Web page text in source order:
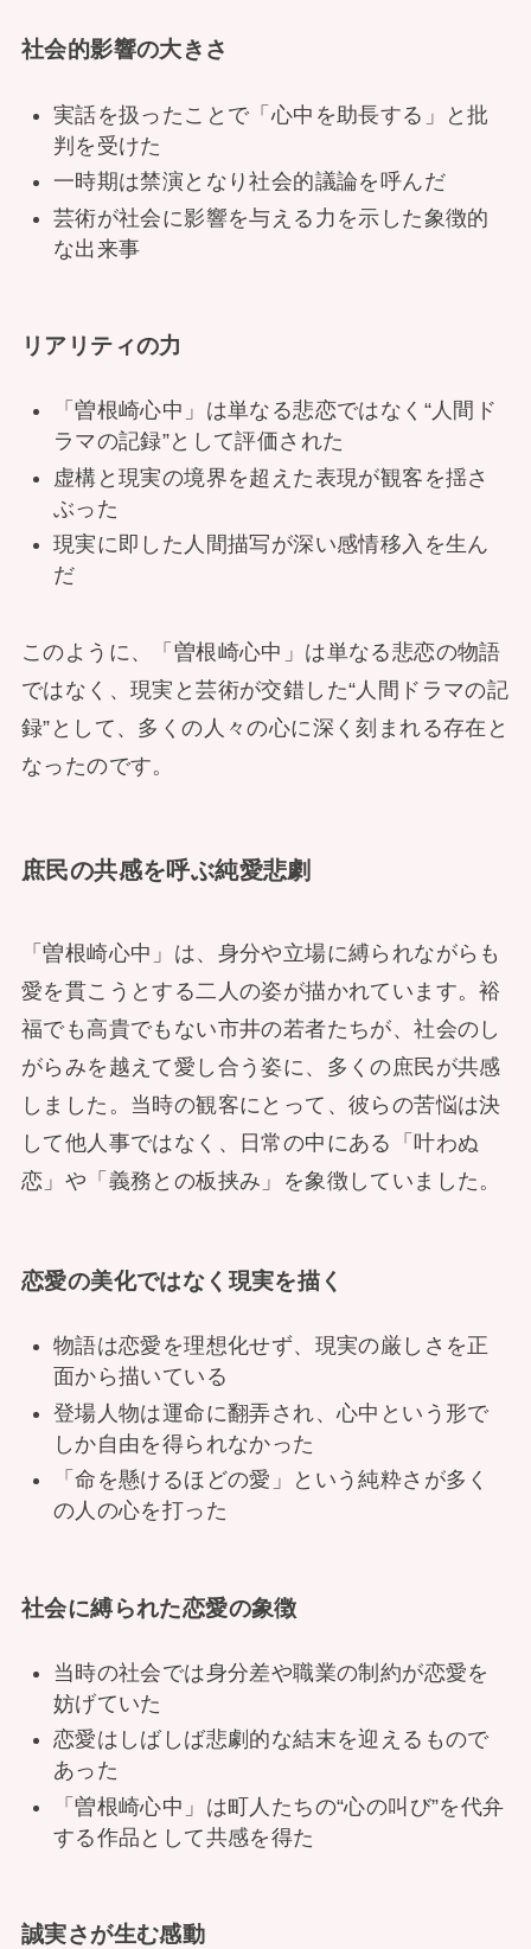
社会的影響の大きさ
実話を扱ったことで「心中を助長する」と批
判を受けた
一時期は禁演となり社会的議論を呼んだ
芸術が社会に影響を与える力を示した象徴的
な出来事
リアリティの力
「曽根崎心中」は単なる悲恋ではなく“人間ド
ラマの記録”として評価された
虚構と現実の境界を超えた表現が観客を揺さ
ぶった
現実に即した人間描写が深い感情移入を生ん
だ
このように、「曽根崎心中」は単なる悲恋の物語
ではなく、現実と芸術が交錯した“人間ドラマの記
録”として、多くの人々の心に深く刻まれる存在と
なったのです。
庶民の共感を呼ぶ純愛悲劇
「曽根崎心中」は、身分や立場に縛られながらも
愛を貫こうとする二人の姿が描かれています。裕
福でも高貴でもない市井の若者たちが、社会のし
がらみを越えて愛し合う姿に、多くの庶民が共感
しました。当時の観客にとって、彼らの苦悩は決
して他人事ではなく、日常の中にある「叶わぬ
恋」や「義務との板挟み」を象徴していました。
恋愛の美化ではなく現実を描く
物語は恋愛を理想化せず、現実の厳しさを正
面から描いている
登場人物は運命に翻弄され、心中という形で
しか自由を得られなかった
「命を懸けるほどの愛」という純粋さが多く
の人の心を打った
社会に縛られた恋愛の象徴
当時の社会では身分差や職業の制約が恋愛を
妨げていた
恋愛はしばしば悲劇的な結末を迎えるもので
あった
「曽根崎心中」は町人たちの“心の叫び”を代弁
する作品として共感を得た
誠実さが生む感動